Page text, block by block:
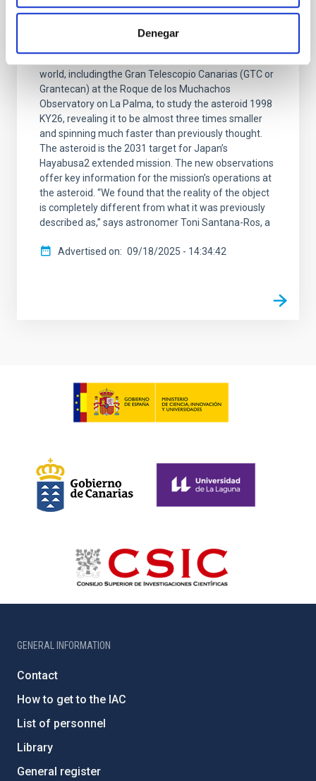
Denegar
confirm that Hayabusa2's asteroid target is
smaller and faster than expected
world, includingthe Gran Telescopio Canarias (GTC or
Grantecan) at the Roque de los Muchachos
Observatory on La Palma, to study the asteroid 1998
KY26, revealing it to be almost three times smaller
and spinning much faster than previously thought.
The asteroid is the 2031 target for Japan’s
Hayabusa2 extended mission. The new observations
offer key information for the mission’s operations at
the asteroid. “We found that the reality of the object
is completely different from what it was previously
described as,” says astronomer Toni Santana-Ros, a
Advertised on 09/18/2025 - 14:34:42
GENERAL INFORMATION
Contact
How to get to the IAC
List of personnel
Library
General register